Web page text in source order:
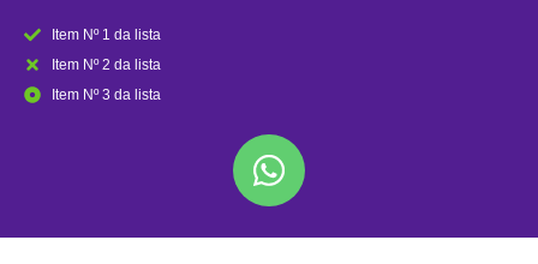
Item Nº 1 da lista
Item Nº 2 da lista
Item Nº 3 da lista